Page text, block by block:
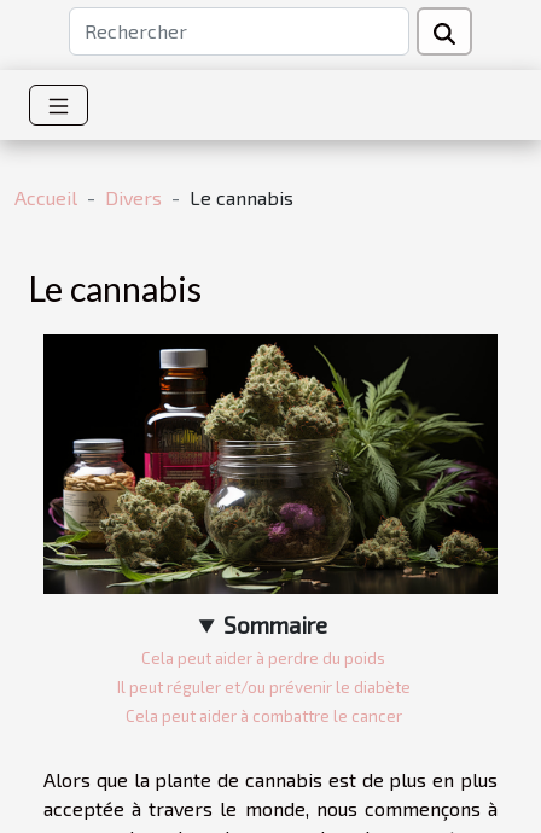
Accueil Divers Le cannabis
Le cannabis
Sommaire
Cela peut aider à perdre du poids
Il peut réguler et/ou prévenir le diabète
Cela peut aider à combattre le cancer
Alors que la plante de cannabis est de plus en plus
acceptée à travers le monde, nous commençons à